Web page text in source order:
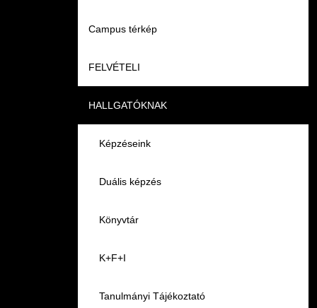
Videók
Álláshirdetések
Campus térkép
FELVÉTELI
Pontozási rendszer szabályai
Felvetteknek
Képzéseink
Duális képzés
Átjelentkezés
Gyakori Kérdések
HALLGATÓKNAK
Képzéseink
Duális képzés
Könyvtár
K+F+I
Tanulmányi Tájékoztató